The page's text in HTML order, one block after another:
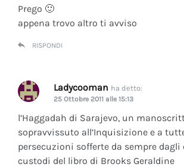
Prego 🙂
appena trovo altro ti avviso
RISPONDI
Ladycooman ha detto:
25 Ottobre 2011 alle 15:13
l’Haggadah di Sarajevo, un
sopravvissuto all’Inquisizione e a
persecuzioni sofferte da sempre dagli
custodi del libro di Brooks Geraldine